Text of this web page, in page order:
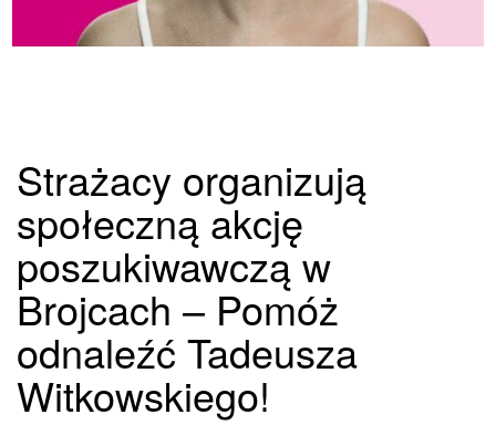
Strażacy organizują
społeczną akcję
poszukiwawczą w
Brojcach – Pomóż
odnaleźć Tadeusza
Witkowskiego!